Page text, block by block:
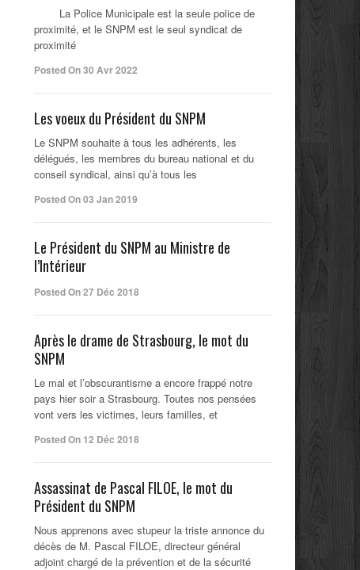
La Police Municipale est la seule police de
proximité, et le SNPM est le seul syndicat de
proximité
Posted On 30 Avr 2022
Les voeux du Président du SNPM
Le SNPM souhaite à tous les adhérents, les
délégués, les membres du bureau national et du
conseil syndical, ainsi qu’à tous les
Posted On 03 Jan 2019
Le Président du SNPM au Ministre de
l’Intérieur
Posted On 27 Déc 2018
Après le drame de Strasbourg, le mot du
SNPM
Le mal et l’obscurantisme a encore frappé notre
pays hier soir a Strasbourg. Toutes nos pensées
vont vers les victimes, leurs familles, et
Posted On 12 Déc 2018
Assassinat de Pascal FILOE, le mot du
Président du SNPM
Nous apprenons avec stupeur la triste annonce du
décès de M. Pascal FILOE, directeur général
adjoint chargé de la prévention et de la sécurité